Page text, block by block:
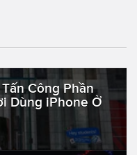
Công Phần
Dùng iPhone Ở